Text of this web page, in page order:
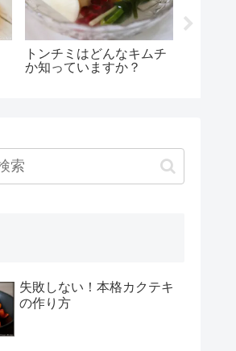
トンチミはどんなキムチ
か知っていますか？
失敗しない！本格カクテキ
の作り方